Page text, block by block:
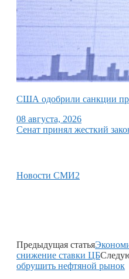
США одобрили санкции
08 августа, 2026
Сенат принял жесткий
Новости СМИ2
Предыдущая статья
снижение ставки ЦБ
обрушить нефтяной рынок